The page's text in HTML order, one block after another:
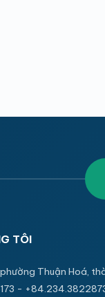
TÔI
Thuận Hoá,
-